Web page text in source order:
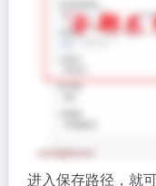
进入保存路径，就